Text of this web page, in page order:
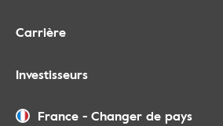
Carrière
Investisseurs
France - Changer de pays